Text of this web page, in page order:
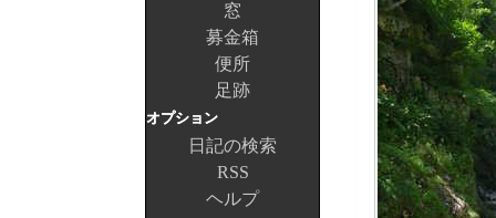
窓
募金箱
便所
足跡
オプション
日記の検索
RSS
ヘルプ